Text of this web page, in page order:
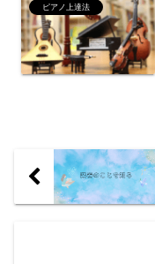
ピアノ上達法